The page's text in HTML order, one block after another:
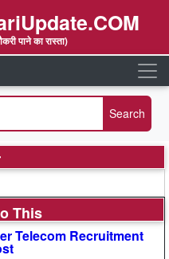
पाने का रास्ता)
This
Telecom Recruitment